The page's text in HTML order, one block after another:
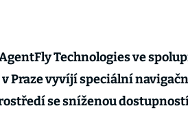
Technologies ve
Praze vyvíjí speciální
se sníženou